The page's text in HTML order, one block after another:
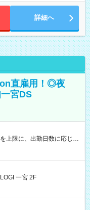
詳細へ
直雇用！◎夜
宮DS
上限に、出勤日数に応じて
数料無料（Amazon負担）
一宮 2F